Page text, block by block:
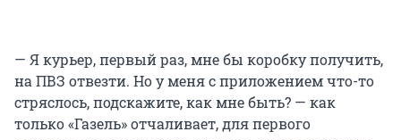
— Я курьер, первый раз, мне бы коробку получить,
на ПВЗ отвезти. Но у меня с приложением что-то
стряслось, подскажите, как мне быть? — как
только «Газель» отчаливает, для первого